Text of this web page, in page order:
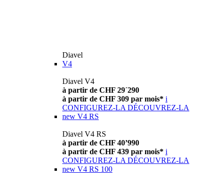
Diavel
V4
Diavel V4
à partir de CHF 29´290
à partir de CHF 309 par mois* i
CONFIGUREZ-LA DÉCOUVREZ-LA
new V4 RS
Diavel V4 RS
à partir de CHF 40’990
à partir de CHF 439 par mois* i
CONFIGUREZ-LA DÉCOUVREZ-LA
new V4 RS 100